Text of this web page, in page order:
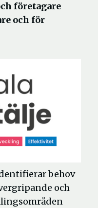
företagare
och för
behov
och